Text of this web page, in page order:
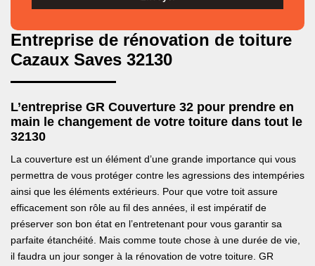
Entreprise de rénovation de toiture
Cazaux Saves 32130
L’entreprise GR Couverture 32 pour prendre en
main le changement de votre toiture dans tout le
32130
La couverture est un élément d’une grande importance qui vous
permettra de vous protéger contre les agressions des intempéries
ainsi que les éléments extérieurs. Pour que votre toit assure
efficacement son rôle au fil des années, il est impératif de
préserver son bon état en l’entretenant pour vous garantir sa
parfaite étanchéité. Mais comme toute chose à une durée de vie,
il faudra un jour songer à la rénovation de votre toiture. GR